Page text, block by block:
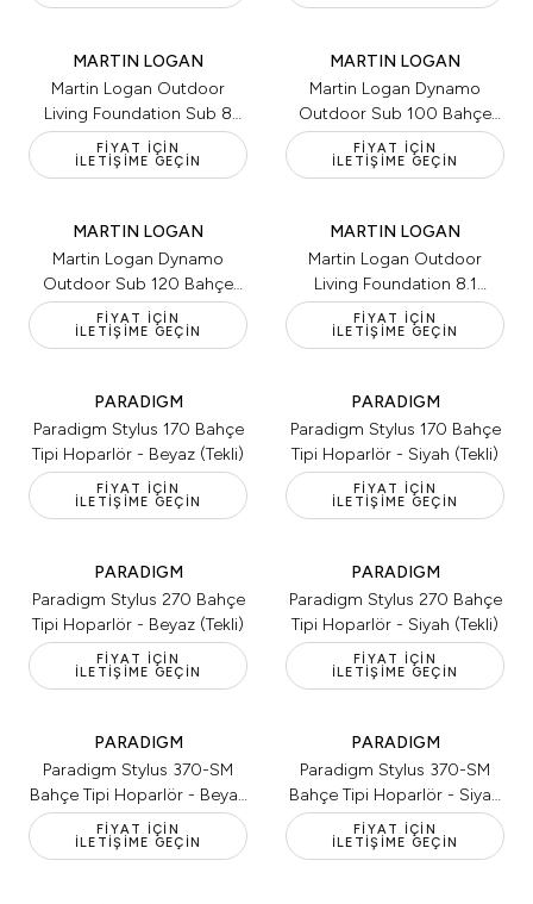
MARTIN LOGAN
Martin Logan Outdoor
Living Foundation Sub 8
Bahçe Tipi Hoparlör - Koyu
Bronz (Tekli)
FIYAT İÇIN
İLETIŞIME GEÇIN
MARTIN LOGAN
Martin Logan Dynamo
Outdoor Sub 100 Bahçe
Tipi Hoparlör - Koyu Bronz
(Tekli)
FIYAT İÇIN
İLETIŞIME GEÇIN
MARTIN LOGAN
Martin Logan Dynamo
Outdoor Sub 120 Bahçe
Tipi Hoparlör - Koyu Bronz
(Tekli)
FIYAT İÇIN
İLETIŞIME GEÇIN
MARTIN LOGAN
Martin Logan Outdoor
Living Foundation 8.1
System Bahçe Tipi Hoparlör
- Koyu Bronz
FIYAT İÇIN
İLETIŞIME GEÇIN
PARADIGM
Paradigm Stylus 170 Bahçe
Tipi Hoparlör - Beyaz (Tekli)
FIYAT İÇIN
İLETIŞIME GEÇIN
PARADIGM
Paradigm Stylus 170 Bahçe
Tipi Hoparlör - Siyah (Tekli)
FIYAT İÇIN
İLETIŞIME GEÇIN
PARADIGM
Paradigm Stylus 270 Bahçe
Tipi Hoparlör - Beyaz (Tekli)
FIYAT İÇIN
İLETIŞIME GEÇIN
PARADIGM
Paradigm Stylus 270 Bahçe
Tipi Hoparlör - Siyah (Tekli)
FIYAT İÇIN
İLETIŞIME GEÇIN
PARADIGM
Paradigm Stylus 370-SM
Bahçe Tipi Hoparlör - Beyaz
(Tekli)
FIYAT İÇIN
İLETIŞIME GEÇIN
PARADIGM
Paradigm Stylus 370-SM
Bahçe Tipi Hoparlör - Siyah
(Tekli)
FIYAT İÇIN
İLETIŞIME GEÇIN